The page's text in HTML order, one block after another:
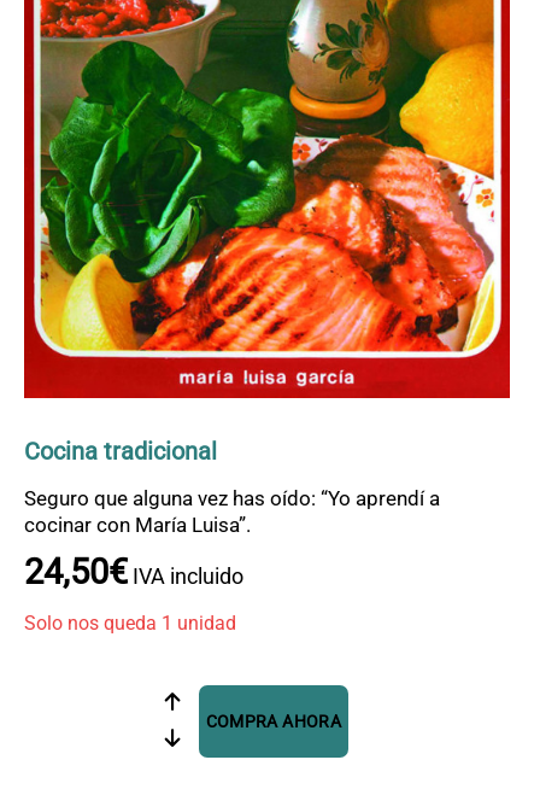
CONSERVAS, PATÉS Y PLATOS
COCINADOS
SIDRA
VINOS
CERVEZAS ARTESANAS
REPOSTERÍA Y DULCES
ARROZ CON LECHE
LICORES / DESTILADOS
LIBROS
DECORACIÓN
AGENDA
OFERTAS
CONTACTO
Cocina tradicional
Seguro que alguna vez has oído: “Yo aprendí a
cocinar con María Luisa”.
24,50€ IVA incluido
Solo nos queda 1 unidad
COMPRA AHORA